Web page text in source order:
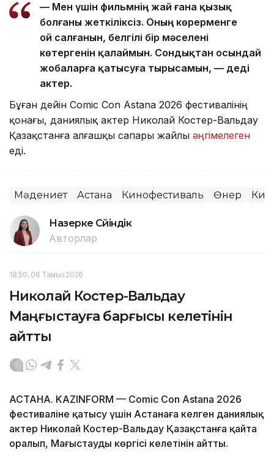
— Мен үшін фильмнің жай ғана қызық
болғаны жеткіліксіз. Оның көрерменге
ой салғанын, белгілі бір мәселені
көтергенін қалаймын. Сондықтан осындай
жобаларға қатысуға тырысамын, — деді
актер.
Бұған дейін Comic Con Astana 2026 фестивалінің
қонағы, даниялық актер Николай Костер-Вальдау
Қазақстанға алғашқы сапары жайлы әңгімелеген
еді.
Мәдениет Астана Кинофестиваль Өнер
Назерке Сүйіндік
Авторлар
18:50, 06 Тамыз 2026
Николай Костер-Вальдау
Маңғыстауға барғысы келетінін
айтты
АСТАНА. KAZINFORM — Comic Con Astana 2026
фестиваліне қатысу үшін Астанаға келген даниялық
актер Николай Костер-Вальдау Қазақстанға қайта
оралып, Маңғыстауды көргісі келетінін айтты.